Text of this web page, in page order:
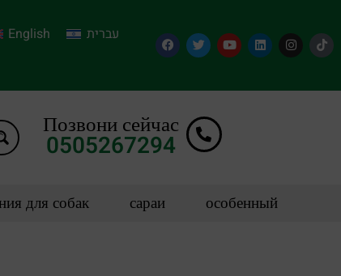
English
עברית
Позвони сейчас
0505267294
для собак сараи особенный